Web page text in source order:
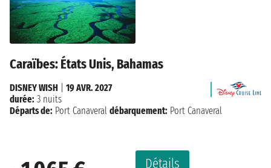
Caraïbes: États Unis, Bahamas
Détails
DISNEY WISH
19 AVR. 2027
durée: 3 nuits
Départs de: Port Canaveral débarquement: Port Canaveral